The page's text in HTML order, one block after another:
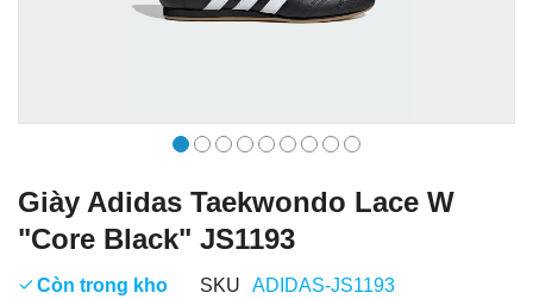
Giày Adidas Taekwondo Lace W
"Core Black" JS1193
Còn trong kho SKU ADIDAS-JS1193